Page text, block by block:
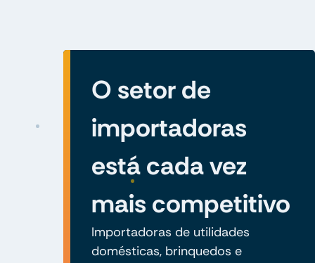
O setor de
importadoras
está cada vez
mais competitivo
Importadoras de utilidades
domésticas, brinquedos e